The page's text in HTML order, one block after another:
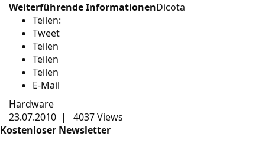
Weiterführende InformationenDicota
Teilen:
Tweet
Teilen
Teilen
Teilen
E-Mail
Hardware
23.07.2010 |
4037 Views
Kostenloser Newsletter